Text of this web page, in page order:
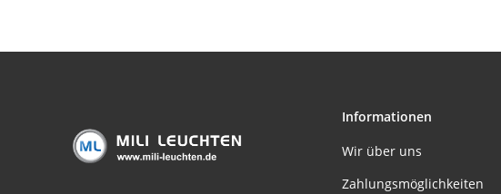
Informationen
Wir über uns
Zahlungsmöglichkeiten